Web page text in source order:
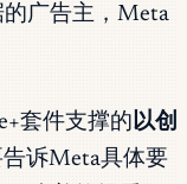
广告主，Meta
套件支撑的 以创
诉Meta具体要